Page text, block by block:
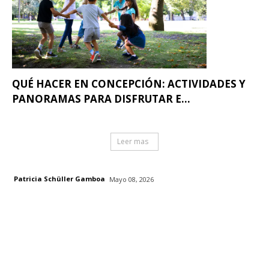
QUÉ HACER EN CONCEPCIÓN: ACTIVIDADES Y
PANORAMAS PARA DISFRUTAR E...
Leer mas
Patricia Schüller Gamboa Mayo 08, 2026